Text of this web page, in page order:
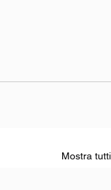
Mostra tutti